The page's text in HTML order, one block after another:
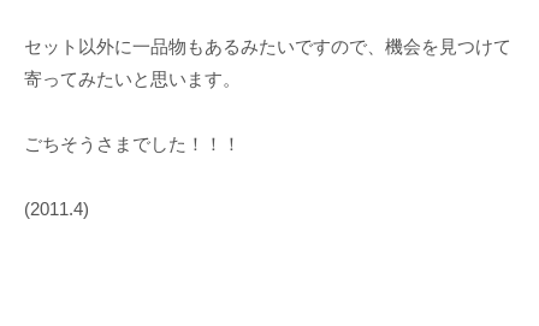
セット以外に一品物もあるみたいですので、機会を見つけて
寄ってみたいと思います。
ごちそうさまでした！！！
(2011.4)